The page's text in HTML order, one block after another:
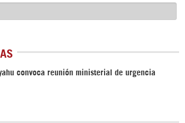
convoca reunión ministerial de urgencia